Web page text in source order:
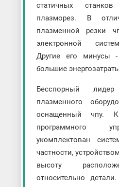
статичных
плазморез. В
плазменной резки
электронной
Другие его минусы
большие
Бесспорный
плазменного
оснащенный чпу.
программного
укомплектован
частности,
высоту
относительно